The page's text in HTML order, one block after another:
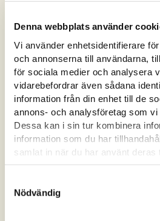
Denna webbplats använder
Vi använder enhetsidentifierare
och annonserna till användarna,
för sociala medier och analysera
vidarebefordrar även sådana
information från din enhet till de
annons- och analysföretag som vi
Dessa kan i sin tur kombinera
information som du har
samlat in när du har använt deras
hur vi hanterar cookies här.
Nödvändig
Vill ni att vi
er?
Låt fortbildaren
skräddarsy innehåll,
omfattning utifrån era
och behov. Med våra
fortbildningspaket som
insatsen för att ta er till